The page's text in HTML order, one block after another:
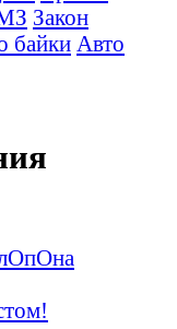
Закон
байки Авто